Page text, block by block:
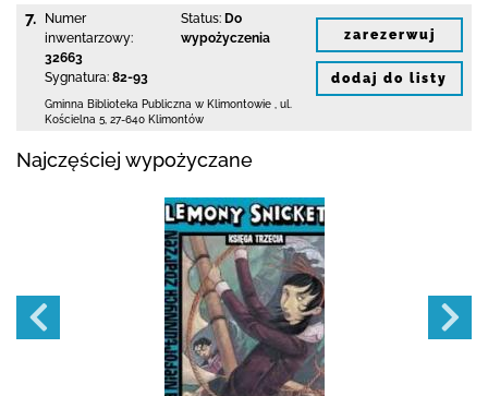
7.
Numer
inwentarzowy:
32663
Sygnatura: 82-93
Status: Do
wypożyczenia
Gminna Biblioteka Publiczna w Klimontowie
ul.
Kościelna 5 27-640 Klimontów
zarezerwuj
dodaj do listy
Najczęściej wypożyczane